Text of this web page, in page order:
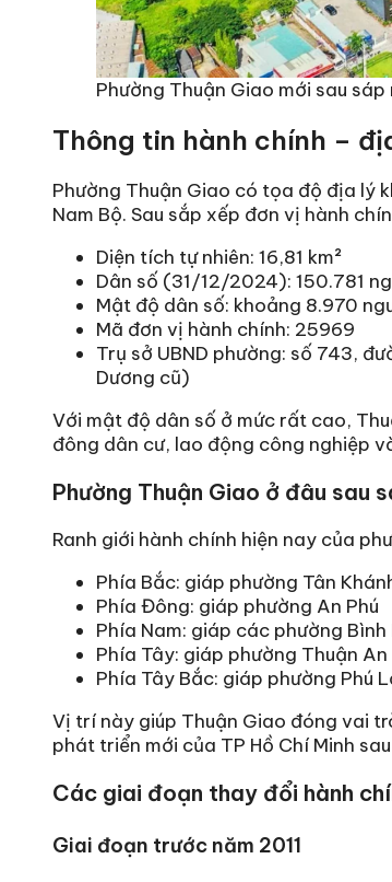
Phường Thuận Giao mới sau
Thông tin hành chính –
Phường Thuận Giao có tọa độ địa lý
Nam Bộ. Sau sắp xếp đơn vị hành
Diện tích tự nhiên: 16,81 km²
Dân số (31/12/2024): 150.781
Mật độ dân số: khoảng 8.970
Mã đơn vị hành chính: 25969
Trụ sở UBND phường: số 743,
Dương cũ)
Với mật độ dân số ở mức rất cao,
đông dân cư, lao động công nghiệp
Phường Thuận Giao ở đâu sau
Ranh giới hành chính hiện nay của
Phía Bắc: giáp phường Tân
Phía Đông: giáp phường An Phú
Phía Nam: giáp các phường Bình
Phía Tây: giáp phường Thuận An
Phía Tây Bắc: giáp phường Phú
Vị trí này giúp Thuận Giao đóng vai
phát triển mới của TP Hồ Chí Minh
Các giai đoạn thay đổi hành
Giai đoạn trước năm 2011